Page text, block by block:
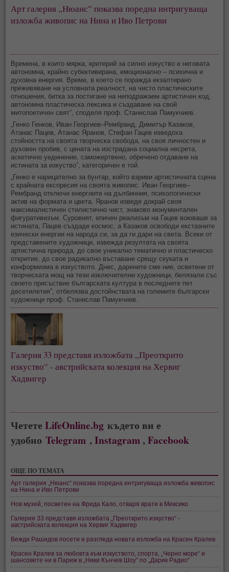
Арт галерия „Нюанс“ показва поредна интригуваща
изложба живопис на Нина и Иво Петрови
Времена, в които мярка, критерий за силно изкуство е неговата
автономна, крайно субективирана, емоционално – психична и
духовна енергия. Време, в което се поражда екзалтирано
преживяване на условната реалност, на чисто пластическите
отношения, битка за постигане на неподражаем артистичен код,
автономна пластическа лексика и създаване на свой
митопоетичен свят”, споделя проф. Станислав Памукчиев.
„Генко Генков, Иван Георгиев–Рембранд, Димитър Казаков,
Атанас Пацев, Атанас Яранов, Стефан Гацев изведоха
стойността на своята творческа свобода, на своя личностен и
духовен пробив, с цената на изстрадана социална несрета,
аскетично уединение, саможертвено, обречено отдаване на
истината за изкуство”, категоричен е той.
„Генко е нарицателно за бунтар, който взриви артистичната сцена
с крайната експресия на своята живопис. Иван Георгиев–
Рембранд отключи енергиите на дълбинния, психологически
актив на формата и цвета. Яранов изведе докрай своя
максималистичен стилистично чист, знаково монументален
фигуративизъм. Суровият, епичен реализъм на Гацев воюваше за
истината, Пацев създаде космос, а Казаков освободи екстазните
езически енергии на народа си, за да ги дари на света. Всеки от
представените художници, извежда резултата на своята
артистична природа, до свое уникално тематично и пластическо
откритие, до свое радикално въставане срещу скуката и
конформизма в изкуството. Днес, дарените сме ние, осветени от
творческата мощ на тези изключителни художници, белязали със
своето присъствие българската култура в последните пет
десетилетия”, отбелязва достойнствата на големите български
художници проф. Станислав Памукчиев.
Галерия 33 представя изложбата „Преоткрито
изкуство“ - австрийската колекция на Хервиг
Хадвигер
ЧететеLifeOnline.bg където ви е
удобноTelegram ,Instagram ,Facebook
ОЩЕ ПО ТЕМАТА
Арт галерия „Нюанс“ показва поредна интригуваща изложба живопис
на Нина и Иво Петрови
Нов музей, посветен на Фрида Кало, отваря врати в Мексико
Галерия 33 представя изложбата „Преоткрито изкуство“ -
австрийската колекция на Хервиг Хадвигер
Вежди Рашидов посети и разгледа новата изложба на Красен Кралев
Красен Кралев за любовта към изкуството, спорта, „Черно море“ и
шансовете ни в Париж в „Ники Кънчев Шоу” по „Дарик Радио“